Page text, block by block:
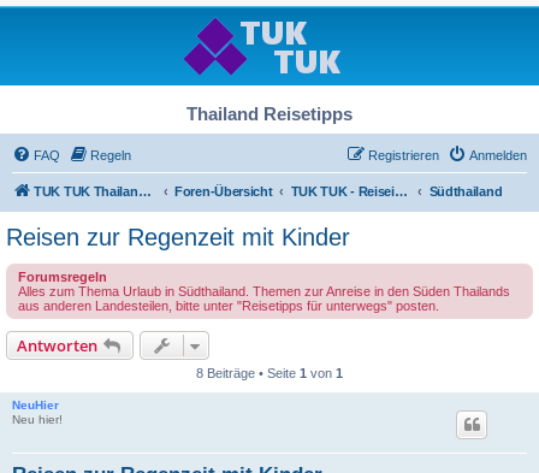
Thailand Reisetipps
FAQ Regeln Anmelden
Registrieren
TUK TUK Thailand Reisetipps Foren-Übersicht TUK TUK - Reiseinfos - Thailand Regional Südthailand
Reisen zur Regenzeit mit Kinder
Forumsregeln
Alles zum Thema Urlaub in Südthailand. Themen zur Anreise in den Süden Thailands
aus anderen Landesteilen, bitte unter "Reisetipps für unterwegs" posten.
Antworten
8 Beiträge • Seite 1 von 1
NeuHier
Neu hier!